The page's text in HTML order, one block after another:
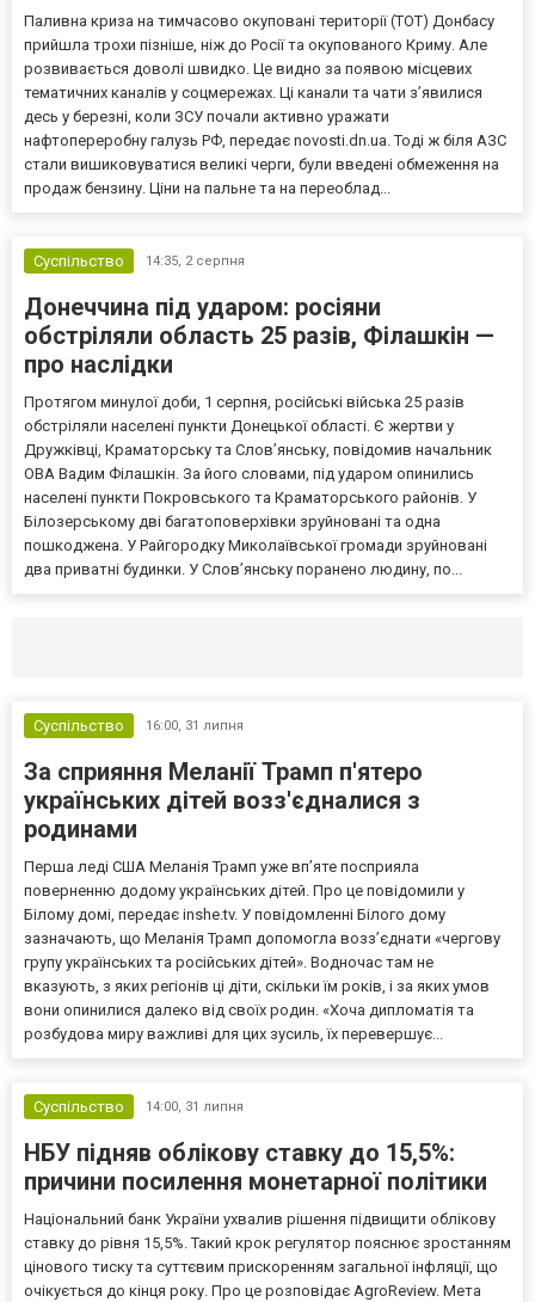
Паливна криза на тимчасово окуповані території (ТОТ) Донбасу
прийшла трохи пізніше, ніж до Росії та окупованого Криму. Але
розвивається доволі швидко. Це видно за появою місцевих
тематичних каналів у соцмережах. Ці канали та чати з’явилися
десь у березні, коли ЗСУ почали активно уражати
нафтопереробну галузь РФ, передає novosti.dn.ua. Тоді ж біля АЗС
стали вишиковуватися великі черги, були введені обмеження на
продаж бензину. Ціни на пальне та на переоблад...
Суспільство 14:35, 2 серпня
Донеччина під ударом: росіяни
обстріляли область 25 разів, Філашкін —
про наслідки
Протягом минулої доби, 1 серпня, російські війська 25 разів
обстріляли населені пункти Донецької області. Є жертви у
Дружківці, Краматорську та Слов’янську, повідомив начальник
ОВА Вадим Філашкін. За його словами, під ударом опинились
населені пункти Покровського та Краматорського районів. У
Білозерському дві багатоповерхівки зруйновані та одна
пошкоджена. У Райгородку Миколаївської громади зруйновані
два приватні будинки. У Слов’янську поранено людину, по...
Суспільство 16:00, 31 липня
За сприяння Меланії Трамп п'ятеро
українських дітей возз'єдналися з
родинами
Перша леді США Меланія Трамп уже впʼяте посприяла
поверненню додому українських дітей. Про це повідомили у
Білому домі, передає inshe.tv. У повідомленні Білого дому
зазначають, що Меланія Трамп допомогла возз’єднати «чергову
групу українських та російських дітей». Водночас там не
вказують, з яких регіонів ці діти, скільки їм років, і за яких умов
вони опинилися далеко від своїх родин. «Хоча дипломатія та
розбудова миру важливі для цих зусиль, їх перевершує...
Суспільство 14:00, 31 липня
НБУ підняв облікову ставку до 15,5%:
причини посилення монетарної політики
Національний банк України ухвалив рішення підвищити облікову
ставку до рівня 15,5%. Такий крок регулятор пояснює зростанням
цінового тиску та суттєвим прискоренням загальної інфляції, що
очікується до кінця року. Про це розповідає AgroReview. Мета